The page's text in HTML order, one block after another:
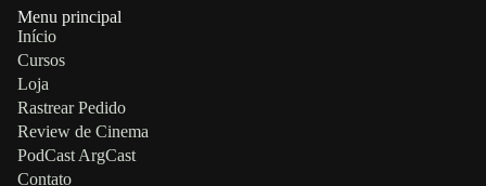
Menu principal
Início
Cursos
Loja
Rastrear Pedido
Review de Cinema
PodCast ArgCast
Contato